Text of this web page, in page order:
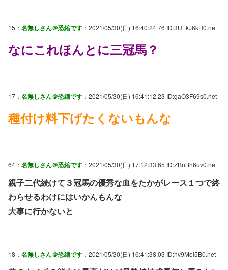
15： 名無しさん＠恐縮です ：2021/05/30(日) 16:40:24.76 ID:3U+kJ6kH0.net
なにこれほんとに三冠馬？
17： 名無しさん＠恐縮です ：2021/05/30(日) 16:41:12.23 ID:gaO3F69s0.net
種付け料下げたくないもんな
64： 名無しさん＠恐縮です ：2021/05/30(日) 17:12:33.65 ID:ZBnBh6uv0.net
親子二代続けて３冠馬の優秀な血をたかがレース１つで終
わらせるわけにはいかんもんな
大事に行かないと
18： 名無しさん＠恐縮です ：2021/05/30(日) 16:41:38.03 ID:hv9Mol5B0.net